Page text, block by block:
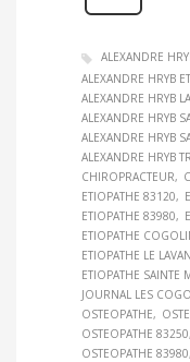
ALEXANDRE
ALEXANDRE HRYB
ALEXANDRE HRYB
ALEXANDRE HRYB
ALEXANDRE HRYB
ALEXANDRE HRYB
CHIROPRACTEUR
ETIOPATHE 83120
ETIOPATHE 83980
ETIOPATHE
ETIOPATHE LE
ETIOPATHE SAINTE
JOURNAL LES
OSTEOPATHE
OSTEOPATHE 83250
OSTEOPATHE 83980